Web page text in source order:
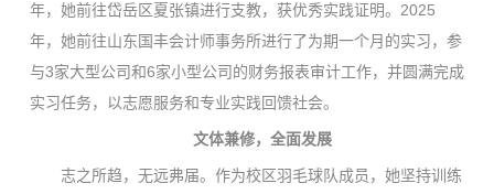
年，她前往岱岳区夏张镇进行支教，获优秀实践证明。2025
年，她前往山东国丰会计师事务所进行了为期一个月的实习，参
与3家大型公司和6家小型公司的财务报表审计工作，并圆满完成
实习任务，以志愿服务和专业实践回馈社会。
文体兼修，全面发展
志之所趋，无远弗届。作为校区羽毛球队成员，她坚持训练